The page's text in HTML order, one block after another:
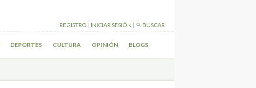
REGISTRO | INICIAR SESIÓN | BUSCAR
DEPORTES CULTURA OPINIÓN BLOGS